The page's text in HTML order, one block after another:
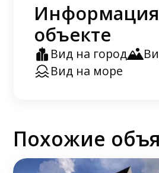
объекте
Вид на город
Вид на море
Похожие